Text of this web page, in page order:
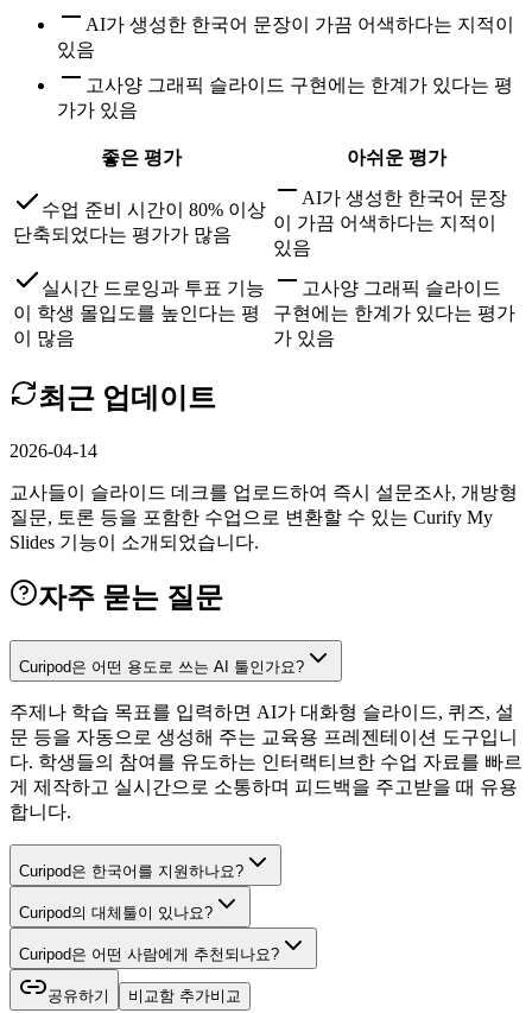
AI가 생성한 한국어 문장이 가끔 어색하다는 지적이
있음
고사양 그래픽 슬라이드 구현에는 한계가 있다는 평
가가 있음
좋은 평가 아쉬운 평가
수업 준비 시간이 80% 이상
단축되었다는 평가가 많음
AI가 생성한 한국어 문장
이 가끔 어색하다는 지적이
있음
실시간 드로잉과 투표 기능
이 학생 몰입도를 높인다는 평
이 많음
고사양 그래픽 슬라이드
구현에는 한계가 있다는 평가
가 있음
최근 업데이트
2026-04-14
교사들이 슬라이드 데크를 업로드하여 즉시 설문조사, 개방형
질문, 토론 등을 포함한 수업으로 변환할 수 있는 Curify My
Slides 기능이 소개되었습니다.
자주 묻는 질문
Curipod은 어떤 용도로 쓰는 AI 툴인가요?
주제나 학습 목표를 입력하면 AI가 대화형 슬라이드, 퀴즈, 설
문 등을 자동으로 생성해 주는 교육용 프레젠테이션 도구입니
다. 학생들의 참여를 유도하는 인터랙티브한 수업 자료를 빠르
게 제작하고 실시간으로 소통하며 피드백을 주고받을 때 유용
합니다.
Curipod은 한국어를 지원하나요?
Curipod의 대체툴이 있나요?
Curipod은 어떤 사람에게 추천되나요?
공유하기 비교함 추가비교